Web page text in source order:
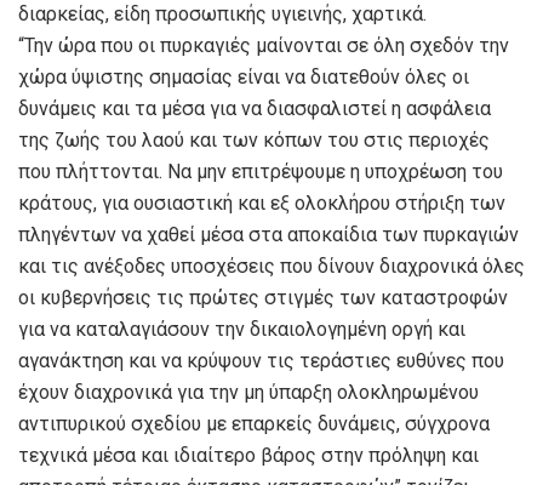
διαρκείας, είδη προσωπικής υγιεινής, χαρτικά.
“Την ώρα που οι πυρκαγιές μαίνονται σε όλη σχεδόν την
χώρα ύψιστης σημασίας είναι να διατεθούν όλες οι
δυνάμεις και τα μέσα για να διασφαλιστεί η ασφάλεια
της ζωής του λαού και των κόπων του στις περιοχές
που πλήττονται. Να μην επιτρέψουμε η υποχρέωση του
κράτους, για ουσιαστική και εξ ολοκλήρου στήριξη των
πληγέντων να χαθεί μέσα στα αποκαίδια των πυρκαγιών
και τις ανέξοδες υποσχέσεις που δίνουν διαχρονικά όλες
οι κυβερνήσεις τις πρώτες στιγμές των καταστροφών
για να καταλαγιάσουν την δικαιολογημένη οργή και
αγανάκτηση και να κρύψουν τις τεράστιες ευθύνες που
έχουν διαχρονικά για την μη ύπαρξη ολοκληρωμένου
αντιπυρικού σχεδίου με επαρκείς δυνάμεις, σύγχρονα
τεχνικά μέσα και ιδιαίτερο βάρος στην πρόληψη και